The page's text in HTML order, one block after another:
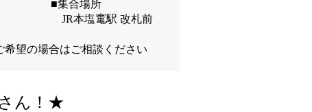
■集合場所
JR本塩竃駅 改札前
望の場合はご相談ください
ん！★